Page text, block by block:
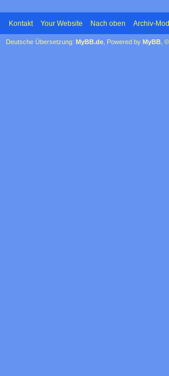
Kontakt Your Website Nach oben Archiv-
Deutsche Übersetzung: MyBB.de , Powered by MyBB ,